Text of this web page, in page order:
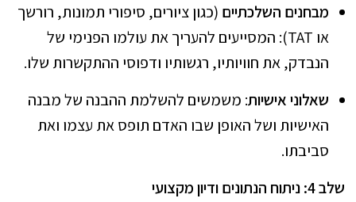
מבחנים השלכתיים (כגון ציורים, סיפורי תמונות, רורשך
או TAT): המסייעים להעריך את עולמו הפנימי של
הנבדק, את חוויותיו, רגשותיו ודפוסי ההתקשרות שלו.
שאלוני אישיות: משמשים להשלמת ההבנה של מבנה
האישיות ושל האופן שבו האדם תופס את עצמו ואת
סביבתו.
שלב 4: ניתוח הנתונים ודיון מקצועי